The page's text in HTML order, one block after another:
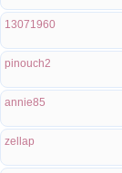
13071960
pinouch2
annie85
zellap